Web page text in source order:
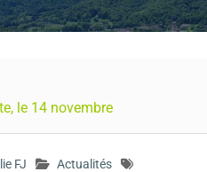
le 14 novembre
FJ
Actualités